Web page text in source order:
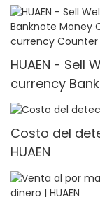
HUAEN - Sell
currency
LCD Display
Costo del
HUAEN